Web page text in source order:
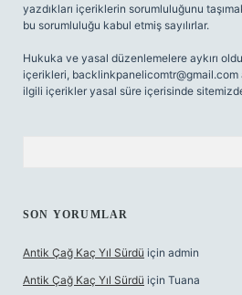
yazdıkları içeriklerin sorumluluğunu
bu sorumluluğu kabul etmiş sayılırlar.
Hukuka ve yasal düzenlemelere aykırı
içerikleri, backlinkpanelicomtr@gmail.com
ilgili içerikler yasal süre içerisinde
SON YORUMLAR
Antik Çağ Kaç Yıl Sürdü için admin
Antik Çağ Kaç Yıl Sürdü için Tuana